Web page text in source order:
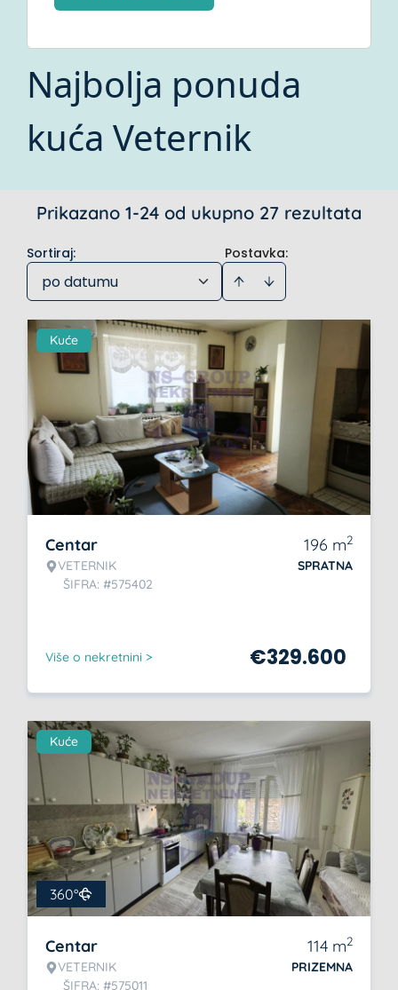
Najbolja ponuda
kuća Veternik
Prikazano 1-24 od ukupno 27 rezultata
Postavka:
Sortiraj:
po datumu
Kuće
Centar
VETERNIK
ŠIFRA: #575402
196 m2
SPRATNA
Više o nekretnini > €329.600
Kuće
360°
Centar
VETERNIK
ŠIFRA: #575011
114 m2
PRIZEMNA